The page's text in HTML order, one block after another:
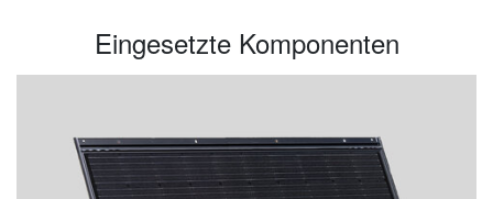
Eingesetzte Komponenten